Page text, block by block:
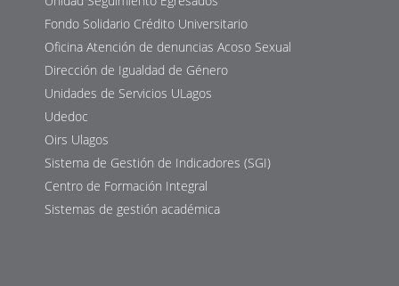
Fondo Solidario Crédito Universitario
Oficina Atención de denuncias Acoso Sexual
Dirección de Igualdad de Género
Unidades de Servicios ULagos
Udedoc
Oirs Ulagos
Sistema de Gestión de Indicadores (SGI)
Centro de Formación Integral
Sistemas de gestión académica